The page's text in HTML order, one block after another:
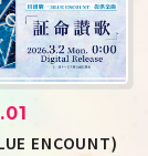
ENCOUNT)